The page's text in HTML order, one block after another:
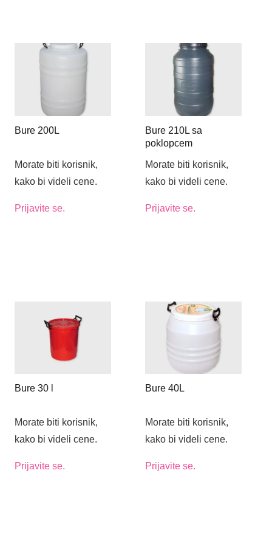
Bure 200L
Morate biti korisnik,
kako bi videli cene.
Prijavite se.
Bure 210L sa
poklopcem
Morate biti korisnik,
kako bi videli cene.
Prijavite se.
Bure 30 l
Morate biti korisnik,
kako bi videli cene.
Prijavite se.
Bure 40L
Morate biti korisnik,
kako bi videli cene.
Prijavite se.